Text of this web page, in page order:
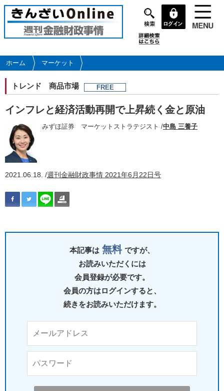
メ
イ
コ
ン
ツ
に
移
動
ホーム マーケット
トレンド 商品市場 FREE
インフレと経済活動再開で上昇続く金と原油
みずほ証券 マーケットストラテジスト /中島 三養子
2021.06.18. /週刊金融財政事情 2021年6月22日号
本記事は 無料 ですが、
お読みいただくには
会員登録が必要です。
会員の方はログインすると、
続きをお読みいただけます。